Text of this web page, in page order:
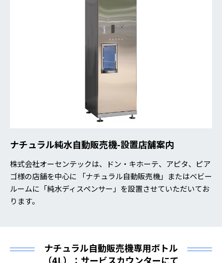
ナチュラル純水自動販売機-設置店舗案内
株式会社オーセンテックは、ドン・キホーテ、アピタ、ピア
ゴ様の店舗を中心に 「ナチュラル自動販売機」またはベビー
ルームに「純水ディスペンサー」を設置させていただいてお
ります。
ナチュラル自動販売機専用ボトル
（4L）：サービスカウンターにて